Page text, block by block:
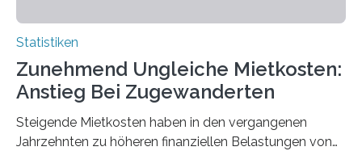
Statistiken
Zunehmend Ungleiche Mietkosten:
Anstieg Bei Zugewanderten
Steigende Mietkosten haben in den vergangenen
Jahrzehnten zu höheren finanziellen Belastungen von